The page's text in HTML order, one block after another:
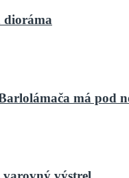
dioráma
má pod